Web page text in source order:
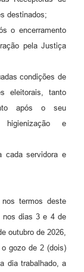
destinados;
o encerramento
pela Justiça
condições de
eleitorais, tanto
após o seu
higienização e
cada servidora e
termos deste
nos dias 3 e 4 de
outubro de 2026,
gozo de 2 (dois)
dia trabalhado, a